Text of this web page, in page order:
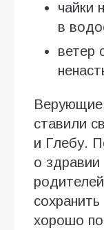
чайки
в
ветер
Верующие
ставили
и Глебу.
о здравии
хорошо